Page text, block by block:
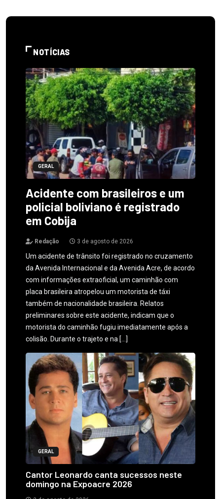
NOTÍCIAS
GERAL
Acidente com brasileiros e um
policial boliviano é registrado
em Cobija
Redação 3 de agosto de 2026
Um acidente de trânsito foi registrado no cruzamento
da Avenida Internacional e da Avenida Acre, de acordo
com informações extraoficial, um caminhão com
placa brasileira atropelou um motorista de táxi
também de nacionalidade brasileira. Relatos
preliminares sobre este acidente, indicam que o
motorista do caminhão fugiu imediatamente após a
colisão. Durante o trajeto e na […]
GERAL
Cantor Leonardo canta sucessos neste
domingo na Expoacre 2026